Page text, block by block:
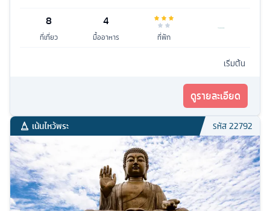
8
ที่เที่ยว
4
มื้ออาหาร ที่พัก
เริ่มต้น
ดูรายละเอียด
เน้นไหว้พระ รหัส22792